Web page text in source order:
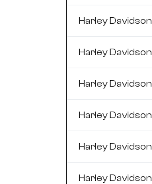
Harley Davidson
Harley Davidson
Harley Davidson
Harley Davidson
Harley Davidson
Harley Davidson